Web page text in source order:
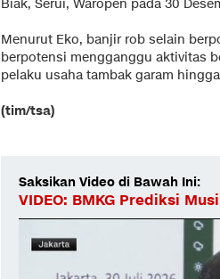
Biak, Serui, Waropen pada 30
Menurut Eko, banjir rob selain
berpotensi mengganggu aktivitas
pelaku usaha tambak garam
(tim/tsa)
Saksikan Video di Bawah Ini:
VIDEO: BMKG Prediksi